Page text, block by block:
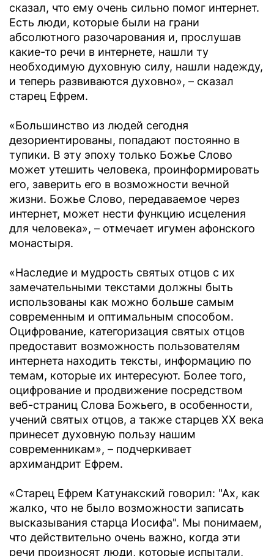
сказал, что ему очень сильно помог интернет.
Есть люди, которые были на грани
абсолютного разочарования и, прослушав
какие-то речи в интернете, нашли ту
необходимую духовную силу, нашли надежду,
и теперь развиваются духовно», – сказал
старец Ефрем.
«Большинство из людей сегодня
дезориентированы, попадают постоянно в
тупики. В эту эпоху только Божье Слово
может утешить человека, проинформировать
его, заверить его в возможности вечной
жизни. Божье Слово, передаваемое через
интернет, может нести функцию исцеления
для человека», – отмечает игумен афонского
монастыря.
«Наследие и мудрость святых отцов с их
замечательными текстами должны быть
использованы как можно больше самым
современным и оптимальным способом.
Оцифрование, категоризация святых отцов
предоставит возможность пользователям
интернета находить тексты, информацию по
темам, которые их интересуют. Более того,
оцифрование и продвижение посредством
веб-страниц Слова Божьего, в особенности,
учений святых отцов, а также старцев XX века
принесет духовную пользу нашим
современникам», – подчеркивает
архимандрит Ефрем.
«Старец Ефрем Катунакский говорил: "Ах, как
жалко, что не было возможности записать
высказывания старца Иосифа". Мы понимаем,
что действительно очень важно, когда эти
речи произносят люди, которые испытали,